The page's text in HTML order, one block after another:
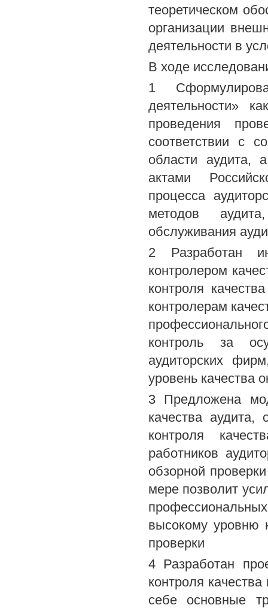
теоретическом
организации
деятельности в
В ходе
1
деятельности»
проведения
соответствии с
области аудита,
актами
процесса
методов
обслуживания
2 Разработан
контролером
контроля
контролерам
контроль за
аудиторских
уровень качества
3 Предложена
качества аудита,
контроля
работников
обзорной
мере позволит
высокому уровню
проверки
4 Разработан
контроля
себе основные